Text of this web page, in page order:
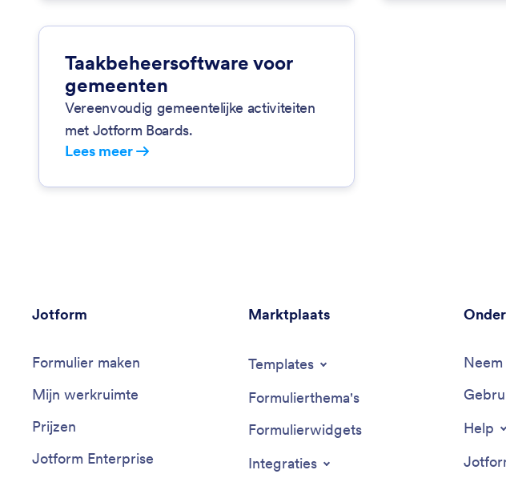
Taakbeheersoftware voor
gemeenten
Vereenvoudig gemeentelijke activiteiten
met Jotform Boards.
Lees meer
Jotform
Formulier maken
Mijn werkruimte
Prijzen
Jotform Enterprise
Marktplaats
Templates
Formulierthema's
Formulierwidgets
Integraties
Help